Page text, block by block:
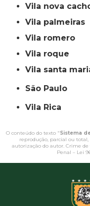
vila nova
vila palmeiras
vila romero
vila roque
vila santa
São Paulo
Vila Rica
O conteúdo do texto "Sistema
reprodução, parcial ou
autorização do autor. Crime
Penal – Lei